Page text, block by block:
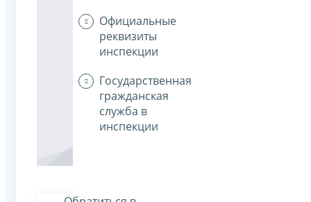
Официальные
реквизиты
инспекции
Государственная
гражданская
служба в
инспекции